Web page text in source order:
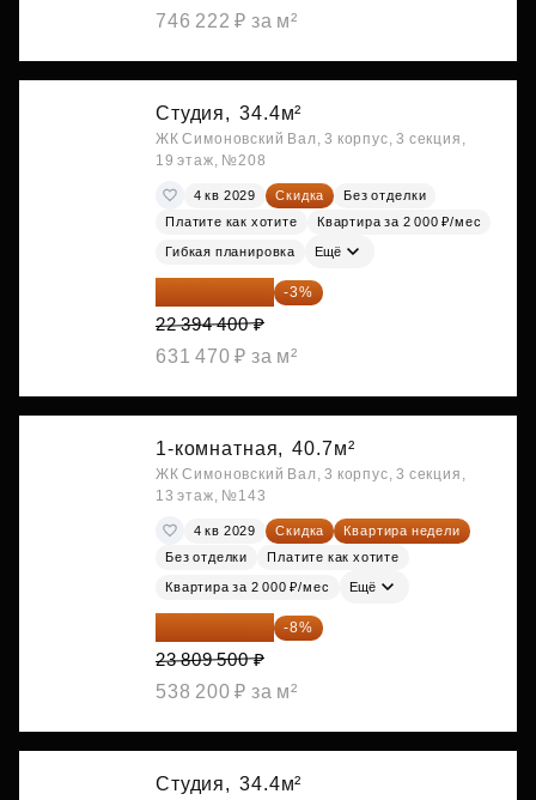
746 222 ₽ за м²
Студия, 34.4м²
ЖК Симоновский Вал, 3 корпус, 3 секция,
19 этаж, №208
4 кв 2029 Скидка
Без отделки
Платите как хотите
Квартира за 2 000 ₽/мес
Гибкая планировка Ещё
21 722 568 ₽ -3%
22 394 400 ₽
631 470 ₽ за м²
1-комнатная, 40.7м²
ЖК Симоновский Вал, 3 корпус, 3 секция,
13 этаж, №143
4 кв 2029 Скидка
Квартира недели
Без отделки
Платите как хотите
Квартира за 2 000 ₽/мес Ещё
21 904 740 ₽ -8%
23 809 500 ₽
538 200 ₽ за м²
Студия, 34.4м²